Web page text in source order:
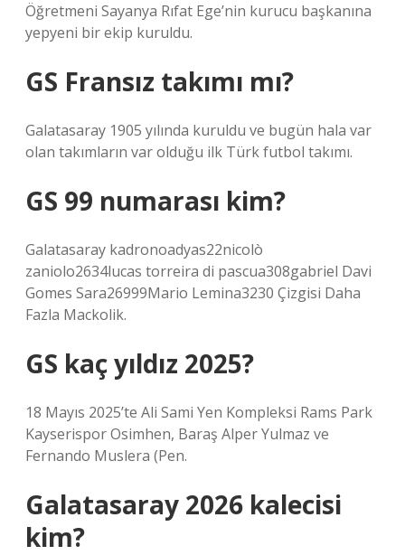
Öğretmeni Sayanya Rıfat Ege’nin kurucu başkanına
yepyeni bir ekip kuruldu.
GS Fransız takımı mı?
Galatasaray 1905 yılında kuruldu ve bugün hala var
olan takımların var olduğu ilk Türk futbol takımı.
GS 99 numarası kim?
Galatasaray kadronoadyas22nicolò
zaniolo2634lucas torreira di pascua308gabriel Davi
Gomes Sara26999Mario Lemina3230 Çizgisi Daha
Fazla Mackolik.
GS kaç yıldız 2025?
18 Mayıs 2025’te Ali Sami Yen Kompleksi Rams Park
Kayserispor Osimhen, Baraş Alper Yulmaz ve
Fernando Muslera (Pen.
Galatasaray 2026 kalecisi
kim?